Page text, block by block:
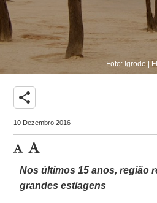
Foto: Igrodo |
share
10 Dezembro 2016
Nos últimos 15 anos, região
grandes estiagens